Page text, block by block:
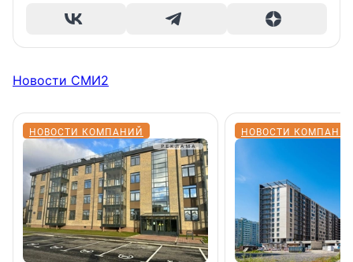
Новости СМИ2
НОВОСТИ КОМПАНИЙ НОВОСТИ